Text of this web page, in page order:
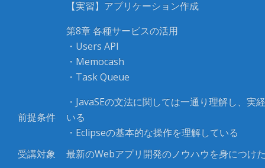
【実習】アプリケーション作成
第8章 各種サービスの活用
・Users API
・Memocash
・Task Queue
前提条件
・JavaSEの文法に関しては一通り理解し、実
いる
・Eclipseの基本的な操作を理解している
受講対象
最新のWebアプリ開発のノウハウを身につけ